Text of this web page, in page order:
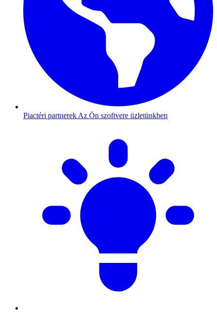
Piactéri partnerek Az Ön szoftvere üzletünkben